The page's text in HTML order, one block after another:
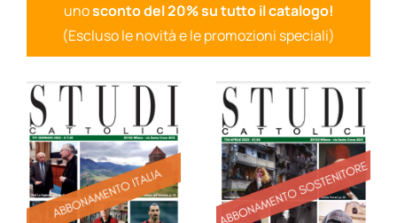
unosconto del 20% su tutto il catalogo!
(Escluso le novità e le promozioni speciali)